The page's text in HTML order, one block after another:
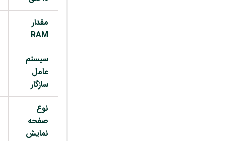
مقدار
RAM
سیستم
عامل
سازگار
نوع
صفحه
نمایش